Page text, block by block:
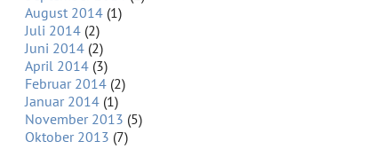
August 2014(1)
Juli 2014(2)
Juni 2014(2)
April 2014(3)
Februar 2014(2)
Januar 2014(1)
November 2013 (5)
Oktober 2013 (7)